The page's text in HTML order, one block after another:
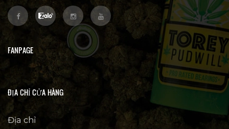
FANPAGE
ĐỊA CHỈ CỬA HÀNG
Địa chỉ